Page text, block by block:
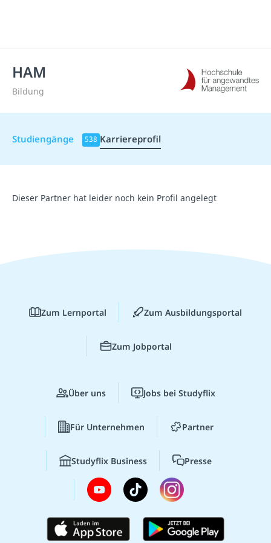
HAM
Bildung
Studiengänge 538 Karriereprofil
Dieser Partner hat leider noch kein Profil angelegt
Zum Lernportal Zum Ausbildungsportal
Zum Jobportal
Über uns Jobs bei Studyflix
Für Unternehmen Partner
Studyflix Business Presse